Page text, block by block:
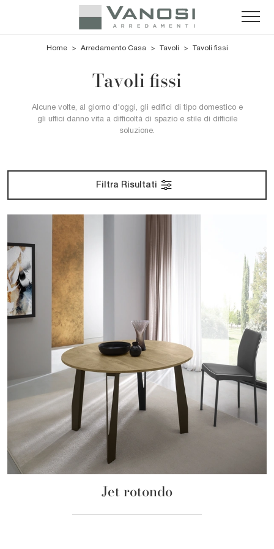
Home > Arredamento Casa > Tavoli > Tavoli fissi
Tavoli fissi
Alcune volte, al giorno d'oggi, gli edifici di tipo domestico e
gli uffici danno vita a difficoltà di spazio e stile di difficile
soluzione.
Filtra Risultati
Jet rotondo